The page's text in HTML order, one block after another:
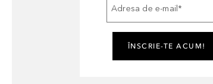
Adresa de e-mail *
ÎNSCRIE-TE ACUM!